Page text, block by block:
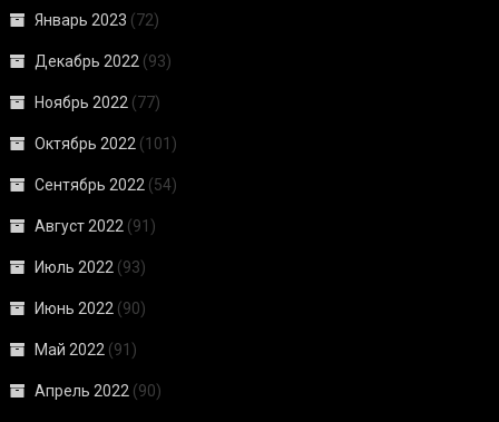
Январь 2023 (72)
Декабрь 2022 (93)
Ноябрь 2022 (77)
Октябрь 2022 (101)
Сентябрь 2022 (54)
Август 2022 (91)
Июль 2022 (93)
Июнь 2022 (90)
Май 2022 (91)
Апрель 2022 (90)